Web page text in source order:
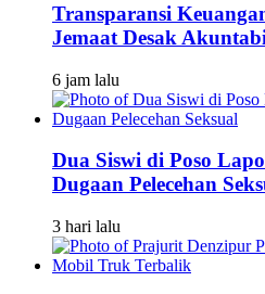
Transparansi
Jemaat Desak
6 jam lalu
Dua Siswi di Poso
Dugaan Pelecehan
3 hari lalu